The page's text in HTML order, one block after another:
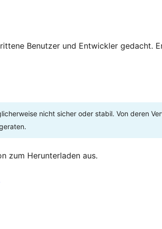
Benutzer und Entwickler gedacht.
nicht sicher oder stabil. Von deren
zum Herunterladen aus.